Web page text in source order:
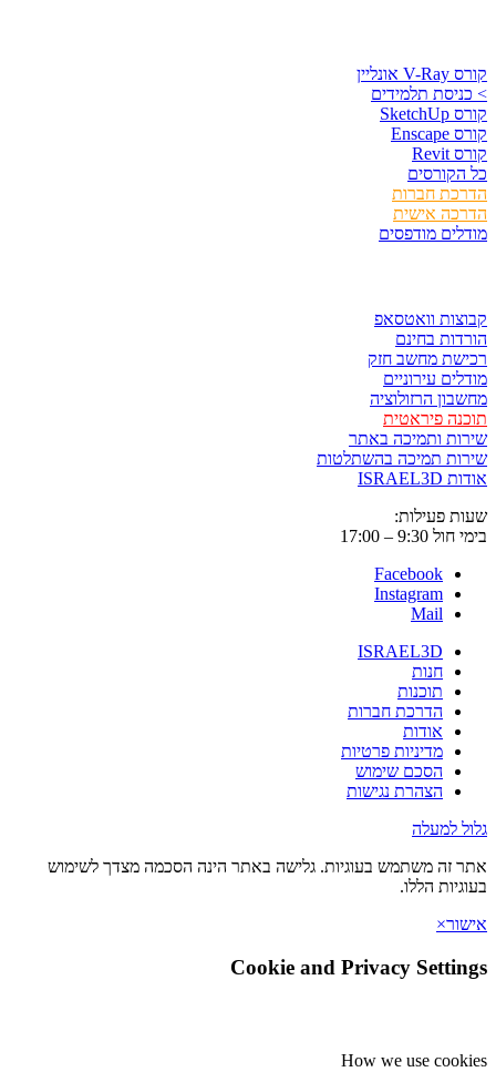
קורס V-Ray אונליין
> כניסת תלמידים
קורס SketchUp
קורס Enscape
קורס Revit
כל הקורסים
הדרכת חברות
הדרכה אישית
מודלים מודפסים
קבוצות וואטסאפ
הורדות בחינם
רכישת מחשב חזק
מודלים עירוניים
מחשבון הרזולוציה
תוכנה פיראטית
שירות ותמיכה באתר
שירות תמיכה בהשתלטות
אודות ISRAEL3D
שעות פעילות:
בימי חול 9:30 – 17:00
Facebook
Instagram
Mail
ISRAEL3D
חנות
תוכנות
הדרכת חברות
אודות
מדיניות פרטיות
הסכם שימוש
הצהרת נגישות
גלול למעלה
אתר זה משתמש בעוגיות. גלישה באתר הינה הסכמה מצדך לשימוש
בעוגיות הללו.
אישור×
Cookie and Privacy Settings
How we use cookies